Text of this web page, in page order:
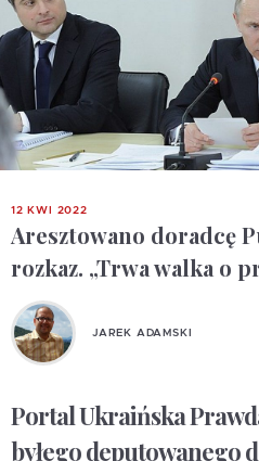
12 KWI 2022
Aresztowano doradcę
rozkaz. „Trwa walka o
JAREK ADAMSKI
Portal Ukraińska
byłego deputowanego